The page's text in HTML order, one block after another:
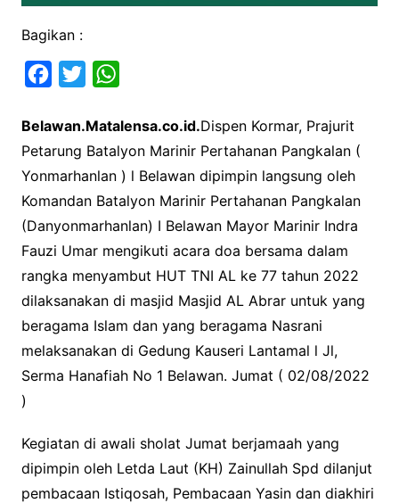
Bagikan :
c
e
b
o
o
k
i
t
t
e
r
a
t
s
A
p
p
Belawan.Matalensa.co.id.Dispen Kormar, Prajurit
Petarung Batalyon Marinir Pertahanan Pangkalan (
Yonmarhanlan ) l Belawan dipimpin langsung oleh
Komandan Batalyon Marinir Pertahanan Pangkalan
(Danyonmarhanlan) I Belawan Mayor Marinir Indra
Fauzi Umar mengikuti acara doa bersama dalam
rangka menyambut HUT TNI AL ke 77 tahun 2022
dilaksanakan di masjid Masjid AL Abrar untuk yang
beragama Islam dan yang beragama Nasrani
melaksanakan di Gedung Kauseri Lantamal l Jl,
Serma Hanafiah No 1 Belawan. Jumat ( 02/08/2022
)
Kegiatan di awali sholat Jumat berjamaah yang
dipimpin oleh Letda Laut (KH) Zainullah Spd dilanjut
pembacaan Istiqosah, Pembacaan Yasin dan diakhiri